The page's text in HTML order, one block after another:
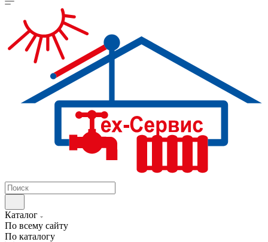
Каталог
По всему сайту
По каталогу